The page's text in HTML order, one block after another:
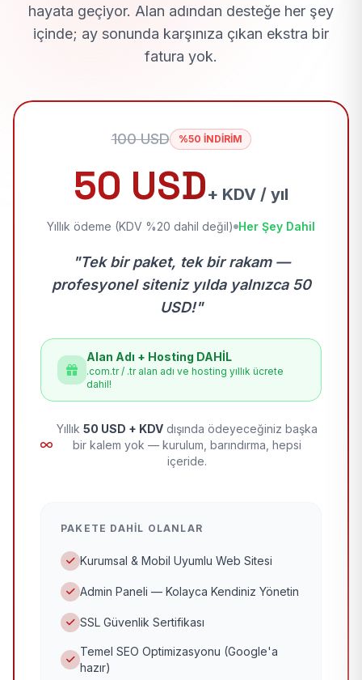
hayata geçiyor. Alan adından desteğe her şey
içinde; ay sonunda karşınıza çıkan ekstra bir
fatura yok.
100 USD %50 İNDİRİM
50 USD+ KDV / yıl
Yıllık ödeme (KDV %20 dahil değil) Her Şey Dahil
"Tek bir paket, tek bir rakam —
profesyonel siteniz yılda yalnızca 50
USD!"
Alan Adı + Hosting DAHİL
.com.tr / .tr alan adı ve hosting yıllık ücrete
dahil!
Yıllık 50 USD + KDV dışında ödeyeceğiniz başka
bir kalem yok — kurulum, barındırma, hepsi
içeride.
PAKETE DAHIL OLANLAR
Kurumsal & Mobil Uyumlu Web Sitesi
Admin Paneli — Kolayca Kendiniz Yönetin
SSL Güvenlik Sertifikası
Temel SEO Optimizasyonu (Google'a
hazır)